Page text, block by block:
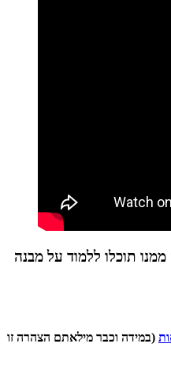
תוכלו ללמוד על מבנה
(במידה וכבר מילאתם הצהרה זו